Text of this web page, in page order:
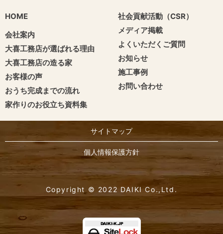
HOME
会社案内
大喜工務店が選ばれる理由
大喜工務店の造る家
お客様の声
おうち完成までの流れ
家作りのお役立ち資料集
社会貢献活動（CSR）
メディア掲載
よくいただくご質問
お知らせ
施工事例
お問い合わせ
サイトマップ
個人情報保護方針
Copyright © 2022 DAIKI Co.,Ltd.